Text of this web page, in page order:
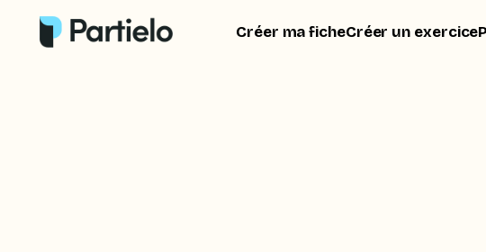
Créer ma ficheCréer un exercice